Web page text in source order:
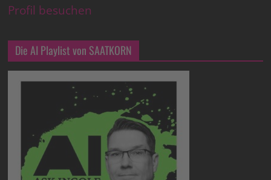
Profil besuchen
Die AI Playlist von SAATKORN